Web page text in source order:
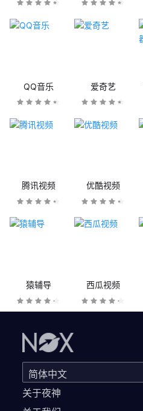
QQ音乐 爱奇艺
腾讯视频 优酷视频
猿辅导 西瓜视频
关于夜神